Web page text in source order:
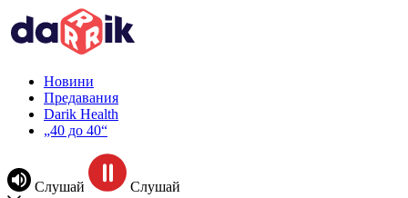
Новини
Предавания
Darik Health
„40 до 40“
Слушай Слушай